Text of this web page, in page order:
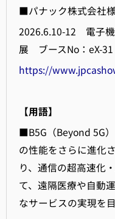
■パナック株式会社
2026.6.10-12 電子
展 ブースNo：eX-31
https://
【用語】
■B5G（Beyond 5G
の性能をさらに進化
り、通信の超高速化
て、遠隔医療や自動
なサービスの実現を